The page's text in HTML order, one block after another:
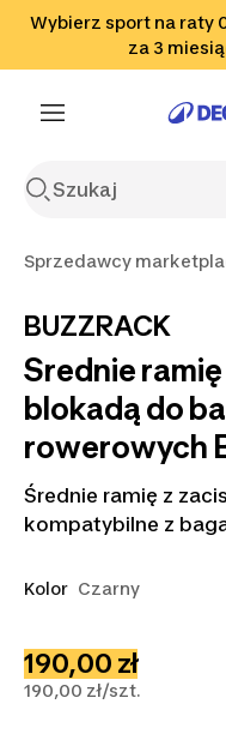
Przejdź do
Wybierz sport na raty
za 3
Sprzedawcy
BUZZRACK
Srednie
blokadą do
rowerowych
Średnie ramię z
kompatybilne z
Kolor Czarny
190,00 zł
190,00 zł/szt.